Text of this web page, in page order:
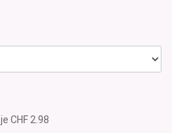
je CHF 2.98